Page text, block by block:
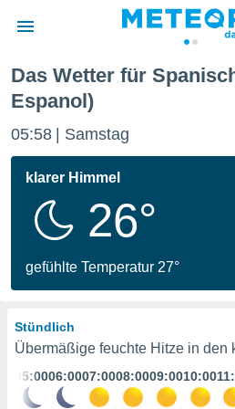
dass
von
diese
die
Das Wetter für
Espanol)
05:58 Samstag
klarer Himmel
26°
gefühlte Temperatur 27°
Stündlich
Übermäßige feuchte Hitze in den
05:0006:0007:0008:0009:0010:00